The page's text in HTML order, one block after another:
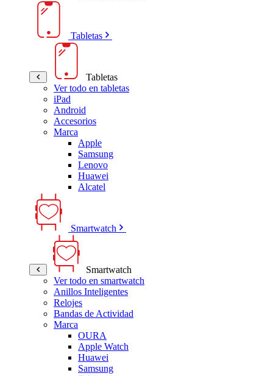
Tabletas
Tabletas
Ver todo en tabletas
iPad
Android
Accesorios
Marca
Apple
Samsung
Lenovo
Huawei
Alcatel
Smartwatch
Smartwatch
Ver todo en smartwatch
Anillos Inteligentes
Relojes
Bandas de Actividad
Marca
OURA
Apple Watch
Huawei
Samsung